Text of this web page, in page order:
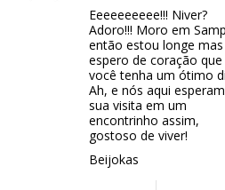
Eeeeeeeeee!!! Niver?
Adoro!!! Moro em
então estou longe mas
espero de coração que
você tenha um ótimo
Ah, e nós aqui
sua visita em um
encontrinho assim,
gostoso de viver!
Beijokas